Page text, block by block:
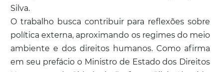
Silva.
O trabalho busca contribuir para reflexões sobre
política externa, aproximando os regimes do meio
ambiente e dos direitos humanos. Como afirma
em seu prefácio o Ministro de Estado dos Direitos